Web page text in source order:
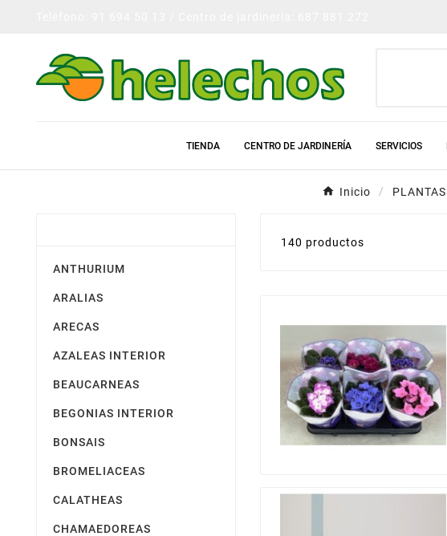
TIENDA CENTRO DE JARDINERÍA SERVICIOS
Inicio PLANTAS
ANTHURIUM
ARALIAS
ARECAS
AZALEAS INTERIOR
BEAUCARNEAS
BEGONIAS INTERIOR
BONSAIS
BROMELIACEAS
CALATHEAS
CHAMAEDOREAS
140 productos